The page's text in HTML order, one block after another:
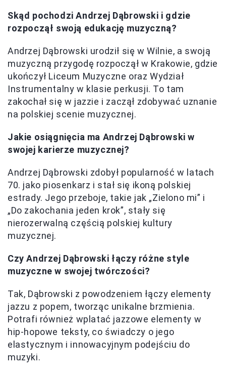
Skąd pochodzi Andrzej Dąbrowski i gdzie
rozpoczął swoją edukację muzyczną?
Andrzej Dąbrowski urodził się w Wilnie, a swoją
muzyczną przygodę rozpoczął w Krakowie, gdzie
ukończył Liceum Muzyczne oraz Wydział
Instrumentalny w klasie perkusji. To tam
zakochał się w jazzie i zaczął zdobywać uznanie
na polskiej scenie muzycznej.
Jakie osiągnięcia ma Andrzej Dąbrowski w
swojej karierze muzycznej?
Andrzej Dąbrowski zdobył popularność w latach
70. jako piosenkarz i stał się ikoną polskiej
estrady. Jego przeboje, takie jak „Zielono mi” i
„Do zakochania jeden krok”, stały się
nierozerwalną częścią polskiej kultury
muzycznej.
Czy Andrzej Dąbrowski łączy różne style
muzyczne w swojej twórczości?
Tak, Dąbrowski z powodzeniem łączy elementy
jazzu z popem, tworząc unikalne brzmienia.
Potrafi również wplatać jazzowe elementy w
hip-hopowe teksty, co świadczy o jego
elastycznym i innowacyjnym podejściu do
muzyki.